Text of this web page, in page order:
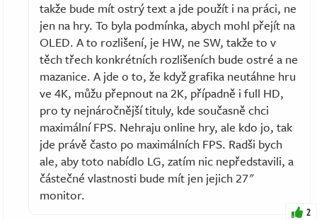
takže bude mít ostrý text a jde použít i na práci, ne
jen na hry. To byla podmínka, abych mohl přejít na
OLED. A to rozlišení, je HW, ne SW, takže to v
těch třech konkrétních rozlišeních bude ostré a ne
mazanice. A jde o to, že když grafika neutáhne hru
ve 4K, můžu přepnout na 2K, případně i full HD,
pro ty nejnáročnější tituly, kde současně chci
maximální FPS. Nehraju online hry, ale kdo jo, tak
jde právě často po maximálních FPS. Radši bych
ale, aby toto nabídlo LG, zatím nic nepředstavili, a
částečné vlastnosti bude mít jen jejich 27"
monitor.
2